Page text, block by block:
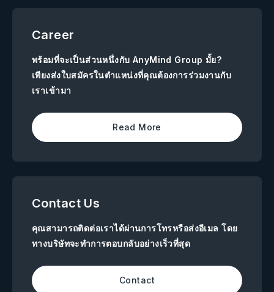
Career
พร้อมที่จะเป็นส่วนหนึ่งกับ AnyMind Group มั้ย?
เพียงส่งใบสมัครในตำแหน่งที่คุณต้องการร่วมงานกับ
เราเข้ามา
Read More
Contact Us
คุณสามารถติดต่อเราได้ผ่านการโทรหรือส่งอีเมล โดย
ทางบริษัทจะทำการตอบกลับอย่างเร็วที่สุด
Contact